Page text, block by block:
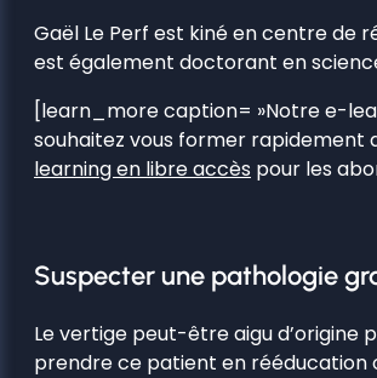
Gaël Le Perf est kiné en centre de
est également doctorant en
[learn_more caption= »Notre e-
souhaitez vous former rapidement
learning en libre accès pour les
Suspecter une pathologie
Le vertige peut-être aigu d’origine
prendre ce patient en rééducation